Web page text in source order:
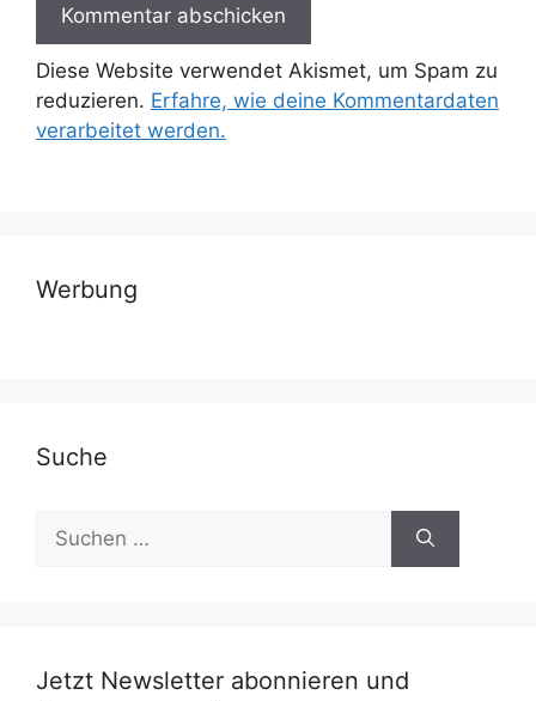
Diese Website verwendet Akismet, um Spam zu
reduzieren. Erfahre, wie deine Kommentardaten
verarbeitet werden.
Werbung
Suche
Suchen
nach:
Jetzt Newsletter abonnieren und